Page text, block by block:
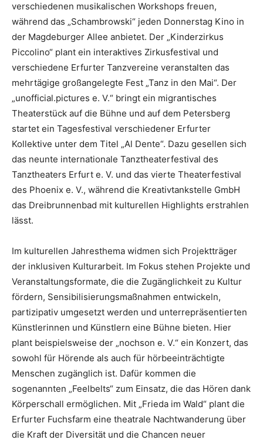
verschiedenen musikalischen Workshops freuen,
während das „Schambrowski“ jeden Donnerstag Kino in
der Magdeburger Allee anbietet. Der „Kinderzirkus
Piccolino“ plant ein interaktives Zirkusfestival und
verschiedene Erfurter Tanzvereine veranstalten das
mehrtägige großangelegte Fest „Tanz in den Mai“. Der
„unofficial.pictures e. V.“ bringt ein migrantisches
Theaterstück auf die Bühne und auf dem Petersberg
startet ein Tagesfestival verschiedener Erfurter
Kollektive unter dem Titel „Al Dente“. Dazu gesellen sich
das neunte internationale Tanztheaterfestival des
Tanztheaters Erfurt e. V. und das vierte Theaterfestival
des Phoenix e. V., während die Kreativtankstelle GmbH
das Dreibrunnenbad mit kulturellen Highlights erstrahlen
lässt.
Im kulturellen Jahresthema widmen sich Projektträger
der inklusiven Kulturarbeit. Im Fokus stehen Projekte und
Veranstaltungsformate, die die Zugänglichkeit zu Kultur
fördern, Sensibilisierungsmaßnahmen entwickeln,
partizipativ umgesetzt werden und unterrepräsentierten
Künstlerinnen und Künstlern eine Bühne bieten. Hier
plant beispielsweise der „nochson e. V.“ ein Konzert, das
sowohl für Hörende als auch für hörbeeinträchtigte
Menschen zugänglich ist. Dafür kommen die
sogenannten „Feelbelts“ zum Einsatz, die das Hören dank
Körperschall ermöglichen. Mit „Frieda im Wald“ plant die
Erfurter Fuchsfarm eine theatrale Nachtwanderung über
die Kraft der Diversität und die Chancen neuer